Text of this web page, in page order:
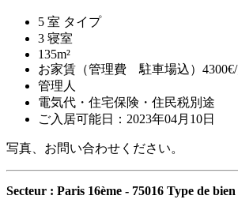
5 室 タイプ
3 寝室
135m²
お家賃（管理費 駐車場込）
管理人
電気代・住宅保険・住民税別途
ご入居可能日：2023年04月10日
写真、お問い合わせください。
Secteur : Paris 16ème - 75016 Type de bien